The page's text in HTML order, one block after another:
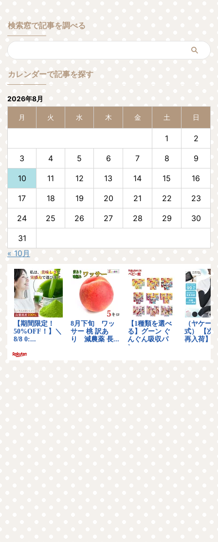
検索窓で記事を調べる
カレンダーで記事を探す
2026年8月
月 火 水 木 金 土 日
1 2
3 4 5 6 7 8 9
10 11 12 13 14 15 16
17 18 19 20 21 22 23
24 25 26 27 28 29 30
31
« 10月